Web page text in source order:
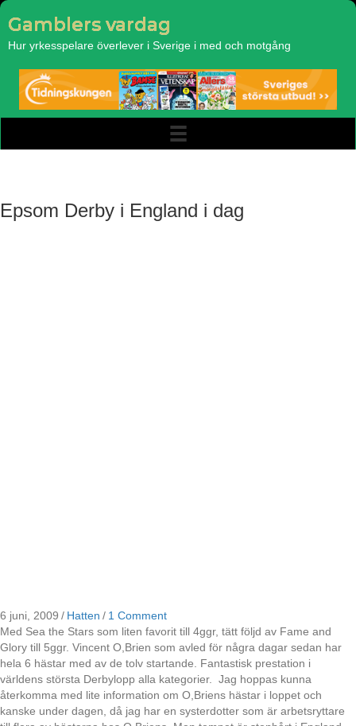
Gamblers vardag
Hur yrkesspelare överlever i Sverige i med och motgång
Epsom Derby i England i dag
6 juni, 2009 / Hatten / 1 Comment
Med Sea the Stars som liten favorit till 4ggr, tätt följd av Fame and
Glory till 5ggr. Vincent O,Brien som avled för några dagar sedan har
hela 6 hästar med av de tolv startande. Fantastisk prestation i
världens största Derbylopp alla kategorier. Jag hoppas kunna
återkomma med lite information om O,Briens hästar i loppet och
kanske under dagen, då jag har en systerdotter som är arbetsryttare